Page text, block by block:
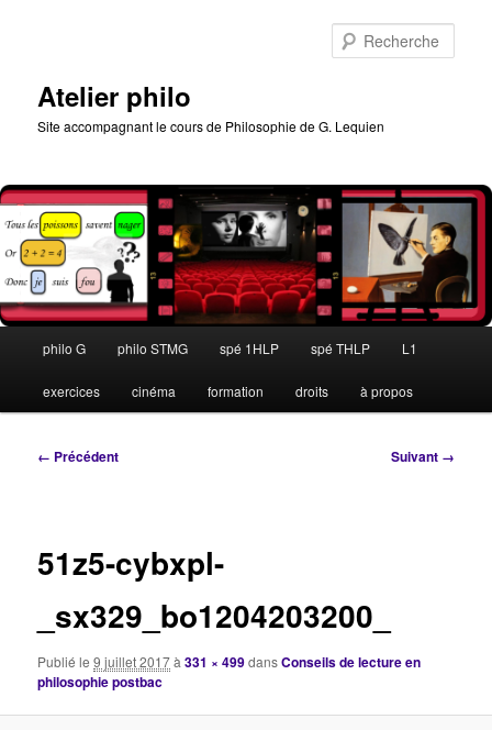
Atelier philo
Site accompagnant le cours de Philosophie de G. Lequien
principal
philo G philo STMG spé 1HLP spé THLP L1
exercices cinéma formation droits à propos
Navigation
← Précédent Suivant →
51z5-cybxpl-
_sx329_bo1204203200_
Publié le9 juillet 2017à331 × 499dansConseils de lecture en
philosophie postbac